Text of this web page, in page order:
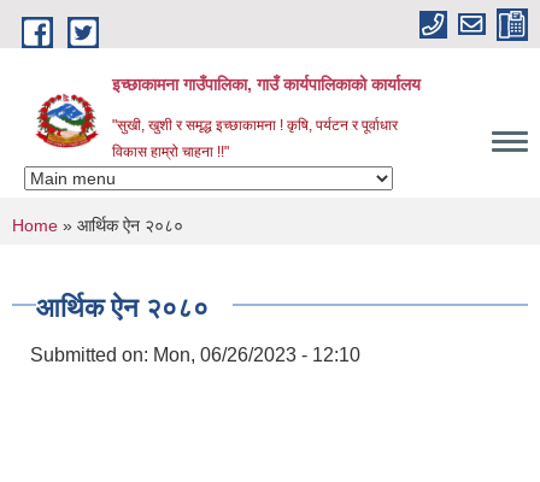
Skip to main content
इच्छाकामना गाउँपालिका, गाउँ कार्यपालिकाको कार्यालय
"सुखी, खुशी र समृद्ध इच्छाकामना ! कृषि, पर्यटन र पूर्वाधार
विकास हाम्रो चाहना !!"
You are here
Home » आर्थिक ऐन २०८०
आर्थिक ऐन २०८०
Submitted on: Mon, 06/26/2023 - 12:10